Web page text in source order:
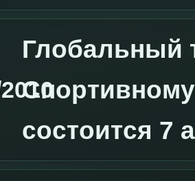
Глобальный
состоится 7